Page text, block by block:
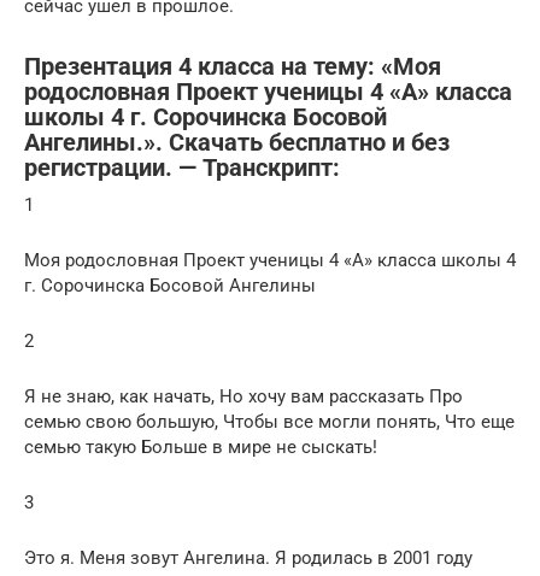
сейчас ушел в прошлое.
Презентация 4 класса на тему: «Моя
родословная Проект ученицы 4 «А» класса
школы 4 г. Сорочинска Босовой
Ангелины.». Скачать бесплатно и без
регистрации. — Транскрипт:
1
Моя родословная Проект ученицы 4 «А» класса школы 4
г. Сорочинска Босовой Ангелины
2
Я не знаю, как начать, Но хочу вам рассказать Про
семью свою большую, Чтобы все могли понять, Что еще
семью такую Больше в мире не сыскать!
3
Это я. Меня зовут Ангелина. Я родилась в 2001 году